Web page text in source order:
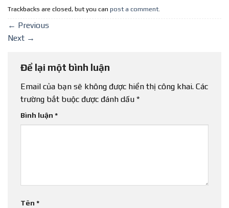
Trackbacks are closed, but you can post a comment.
← Previous
Next →
Để lại một bình luận
Email của bạn sẽ không được hiển thị công khai. Các
trường bắt buộc được đánh dấu *
Bình luận *
Tên *